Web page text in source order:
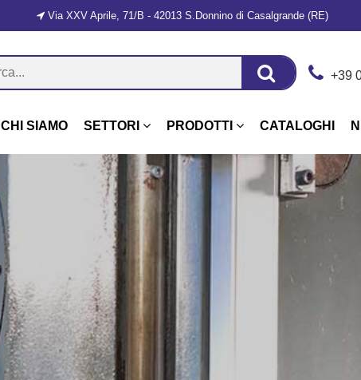
Via XXV Aprile, 71/B - 42013 S.Donnino di Casalgrande (RE)
+39
CHI SIAMO SETTORI PRODOTTI CATALOGHI